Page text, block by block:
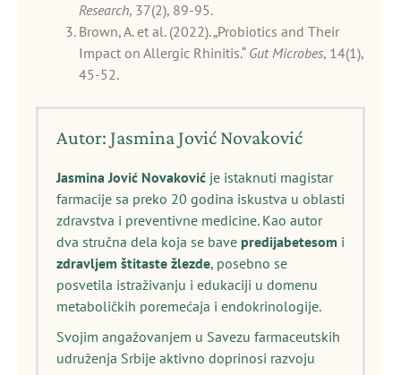
Research, 37(2), 89-95.
Brown, A. et al. (2022). „Probiotics and Their
Impact on Allergic Rhinitis.“ Gut Microbes, 14(1),
45-52.
Autor: Jasmina Jović Novaković
Jasmina Jović Novaković je istaknuti magistar
farmacije sa preko 20 godina iskustva u oblasti
zdravstva i preventivne medicine. Kao autor
dva stručna dela koja se bave predijabetesom i
zdravljem štitaste žlezde, posebno se
posvetila istraživanju i edukaciji u domenu
metaboličkih poremećaja i endokrinologije.
Svojim angažovanjem u Savezu farmaceutskih
udruženja Srbije aktivno doprinosi razvoju